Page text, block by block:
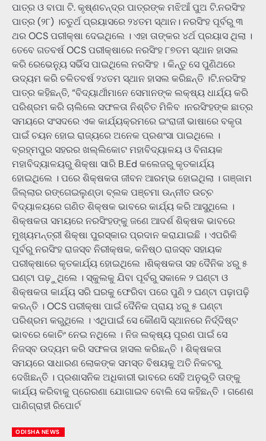
ପାତ୍ର ଓ ବାପା ଟି. କୃଷ୍ଣଚନ୍ଦ୍ର ପାତ୍ରଙ୍କ ମଝିଆଁ ପୁଅ ଟି.ନରସିଂହ
ପାତ୍ର (୨୮) ।ଚତୁର୍ଥ ପ୍ରୟାସରେ ୨୪ତମ ସ୍ଥାନ। ନରସିଂହ ପୂର୍ବରୁ ୩
ଥର OCS ପରୀକ୍ଷା ଦେଇଥିଲେ । ଏହା ତାଙ୍କର ୪ର୍ଥ ପ୍ରୟାସ ଥିଲା ।
ତେବେ ଗତବର୍ଷ OCS ପରୀକ୍ଷାରେ ନରସିଂହ ୮୭ତମ ସ୍ଥାନ ହାସଲ
କରି ରେଭେନ୍ୟୁ ସର୍ଭିସ ପାଇଥିଲେ ନରସିଂହ । କିନ୍ତୁ ସେ ପୁଣିଥରେ
ଉଦ୍ୟମ କରି ଚଳିତବର୍ଷ ୨୪ତମ ସ୍ଥାନ ହାସଲ କରିଛନ୍ତି ।ଟି.ନରସିଂହ
ପାତ୍ର କହିଛନ୍ତି, “ବିଦ୍ୟାର୍ଥୀମାନେ ସେମାନଙ୍କ ଲକ୍ଷ୍ୟ ଧାର୍ଯ୍ୟ କରି
ପରିଶ୍ରମ କରି ଚାଲିଲେ ସଫଳତା ନିଶ୍ଚିତ ମିଳିବ ।ନରସିଂହଙ୍କ ଛାତ୍ର
ସମୟରେ ସଂସଦରେ ଏକ କାର୍ଯ୍ୟକ୍ରମରେ ଇଂରାଜୀ ଭାଷାରେ ବକୃତା
ପାଇଁ ଚୟନ ହୋଇ ରାଜ୍ୟରେ ଅନେକ ପ୍ରଶଂସା ପାଇଥିଲେ ।
ବ୍ରହ୍ମପୁର ସହରର ଖଲ୍ଲିକୋଟ ମହାବିଦ୍ୟାଳୟ ଓ ବିନାୟକ
ମହାବିଦ୍ୟାଳୟରୁ ଶିକ୍ଷା ସାରି B.Ed କଲେଜରୁ କୃତକାର୍ଯ୍ୟ
ହୋଇଥିଲେ । ପରେ ଶିକ୍ଷକତା ଜୀବନ ଆରମ୍ଭ ହୋଇଥିଲା । ଗଞ୍ଜାମ
ଜିଲ୍ଲାର ରଙ୍ଗେଇଲୁଣ୍ଡା ବ୍ଲକ ପଞ୍ଚମା ଉନ୍ନୀତ ଉଚ୍ଚ
ବିଦ୍ୟାଳୟରେ ଗଣିତ ଶିକ୍ଷକ ଭାବରେ କାର୍ଯ୍ୟ କରି ଆସୁଥିଲେ ।
ଶିକ୍ଷକତା ସମୟରେ ନରସିଂହଙ୍କୁ ଜଣେ ଆଦର୍ଶ ଶିକ୍ଷକ ଭାବରେ
ମୁଖ୍ୟମନ୍ତ୍ରୀ ଶିକ୍ଷା ପୁରସ୍କାର ପ୍ରଦାନ କରାଯାଇଛି । ଏପରିକି
ପୂର୍ବରୁ ନରସିଂହ ରାଜସ୍ବ ନିରୀକ୍ଷକ, କନିଷ୍ଠ ରାଜସ୍ବ ସହାୟକ
ପରୀକ୍ଷାରେ କୃତକାର୍ଯ୍ୟ ହୋଇଥିଲେ ।ଶିକ୍ଷକତା ସହ ଦୈନିକ ୪ରୁ ୫
ଘଣ୍ଟା ପଢ଼ୁଥିଲେ । ସ୍କୁଲକୁ ଯିବା ପୂର୍ବରୁ ସକାଳେ ୨ ଘଣ୍ଟା ଓ
ଶିକ୍ଷକତା କାର୍ଯ୍ୟ ସରି ଘରକୁ ଫେରିବା ପରେ ପୁଣି ୨ ଘଣ୍ଟା ପଢ଼ାପଢ଼ି
କରନ୍ତି । OCS ପରୀକ୍ଷା ପାଇଁ ଦୈନିକ ପ୍ରାୟ ୪ରୁ ୫ ଘଣ୍ଟା
ପରିଶ୍ରମ କରୁଥିଲେ । ଏଥିପାଇଁ ସେ କୌଣସି ସ୍ଥାନରେ ନିର୍ଦ୍ଦିଷ୍ଟ
ଭାବରେ କୋଚିଂ ନେଇ ନଥିଲେ । ନିଜ ଲକ୍ଷ୍ୟ ପୂରଣ ପାଇଁ ସେ
ନିଜସ୍ବ ଉଦ୍ୟମ କରି ସଫଳତା ହାସଲ କରିଛନ୍ତି । ଶିକ୍ଷକତା
ସମୟରେ ସାଧାରଣ ଲୋକଙ୍କ ସମସ୍ତ ବିଷୟକୁ ଅତି ନିକଟରୁ
ଦେଖିଛନ୍ତି । ପ୍ରଶାସନିକ ଅଧିକାରୀ ଭାବରେ ସେହି ଅନୁଭୂତି ତାଙ୍କୁ
କାର୍ଯ୍ୟ କରିବାକୁ ପ୍ରେରଣା ଯୋଗାଇବ ବୋଲି ସେ କହିଛନ୍ତି । ଗଣେଶ
ପାଣିଗ୍ରାହୀ ରିପୋର୍ଟ
ODISHA NEWS